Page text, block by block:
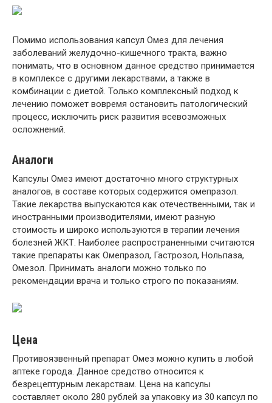
Помимо использования капсул Омез для лечения
заболеваний желудочно-кишечного тракта, важно
понимать, что в основном данное средство принимается
в комплексе с другими лекарствами, а также в
комбинации с диетой. Только комплексный подход к
лечению поможет вовремя остановить патологический
процесс, исключить риск развития всевозможных
осложнений.
Аналоги
Капсулы Омез имеют достаточно много структурных
аналогов, в составе которых содержится омепразол.
Такие лекарства выпускаются как отечественными, так и
иностранными производителями, имеют разную
стоимость и широко используются в терапии лечения
болезней ЖКТ. Наиболее распространенными считаются
такие препараты как Омепразол, Гастрозол, Нольпаза,
Омезол. Принимать аналоги можно только по
рекомендации врача и только строго по показаниям.
Цена
Противоязвенный препарат Омез можно купить в любой
аптеке города. Данное средство относится к
безрецептурным лекарствам. Цена на капсулы
составляет около 280 рублей за упаковку из 30 капсул по